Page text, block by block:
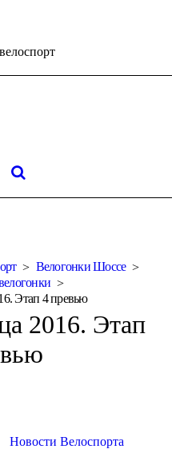
Велогонки Шоссе
Этап 4 превью
2016. Этап
Новости Велоспорта